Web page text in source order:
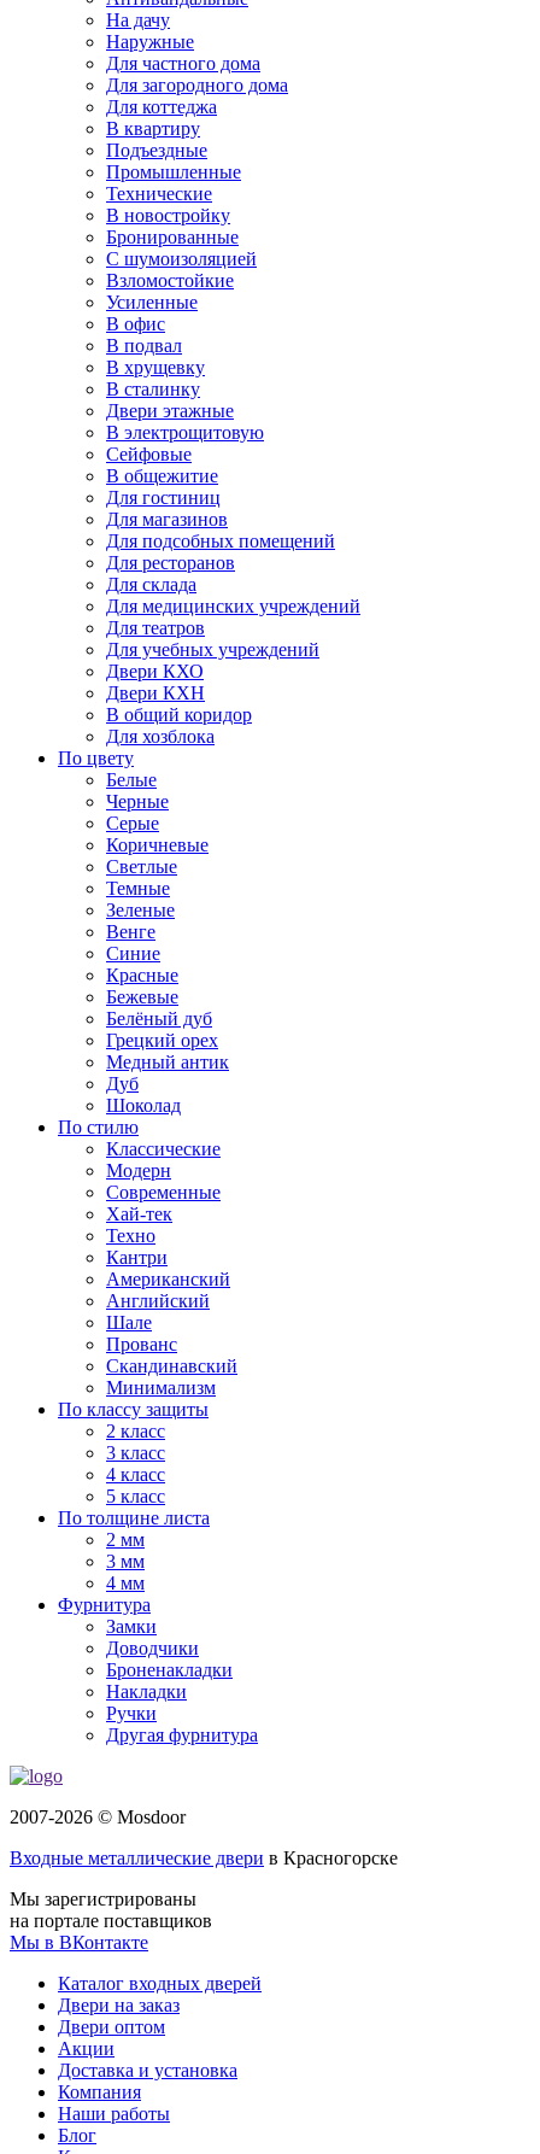
На дачу
Наружные
Для частного дома
Для загородного дома
Для коттеджа
В квартиру
Подъездные
Промышленные
Технические
В новостройку
Бронированные
С шумоизоляцией
Взломостойкие
Усиленные
В офис
В подвал
В хрущевку
В сталинку
Двери этажные
В электрощитовую
Сейфовые
В общежитие
Для гостиниц
Для магазинов
Для подсобных помещений
Для ресторанов
Для склада
Для медицинских учреждений
Для театров
Для учебных учреждений
Двери КХО
Двери КХН
В общий коридор
Для хозблока
По цвету
Белые
Черные
Серые
Коричневые
Светлые
Темные
Зеленые
Венге
Синие
Красные
Бежевые
Белёный дуб
Грецкий орех
Медный антик
Дуб
Шоколад
По стилю
Классические
Модерн
Современные
Хай-тек
Техно
Кантри
Американский
Английский
Шале
Прованс
Скандинавский
Минимализм
По классу защиты
2 класс
3 класс
4 класс
5 класс
По толщине листа
2 мм
3 мм
4 мм
Фурнитура
Замки
Доводчики
Броненакладки
Накладки
Ручки
Другая фурнитура
2007-2026 © Mosdoor
Входные металлические двери в Красногорске
Мы зарегистрированы
на портале поставщиков
Мы в ВКонтакте
Каталог входных дверей
Двери на заказ
Двери оптом
Акции
Доставка и установка
Компания
Наши работы
Блог